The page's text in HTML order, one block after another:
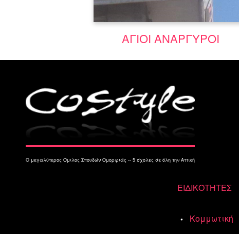
ΑΓΙΟΙ ΑΝΑΡΓΥΡΟΙ
Μάθε περισσότερα
Ο μεγαλύτερος Όμιλος Σπουδών Ομορφιάς -- 5 σχολες σε όλη την Αττική
ΕΙΔΙΚΟΤΗΤΕΣ
Κομμωτική